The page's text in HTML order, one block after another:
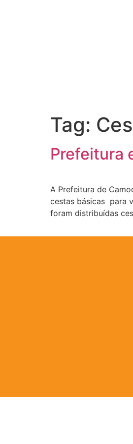
Tag:
Prefeitura
A Prefeitura de
cestas básicas para
foram distribuídas